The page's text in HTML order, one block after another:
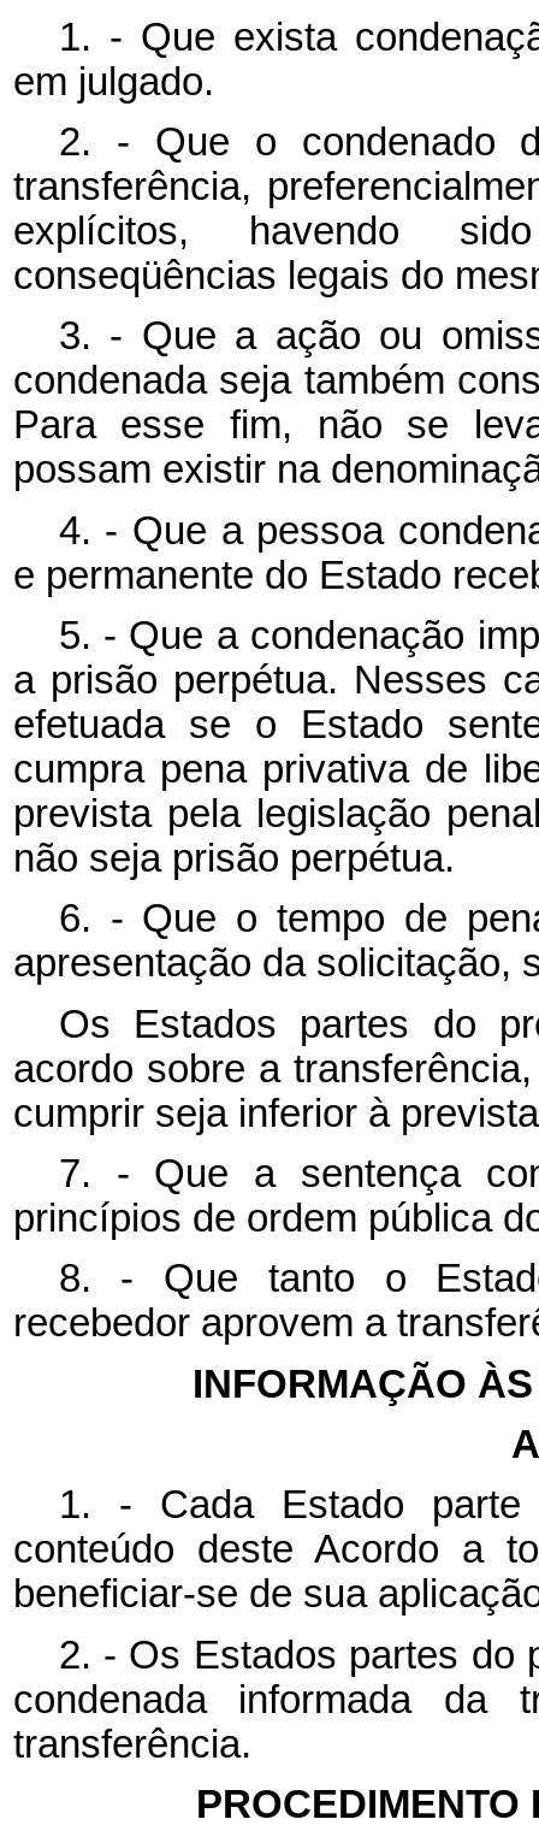
1. - Que exista
em julgado.
2. - Que o condenado
transferência,
explícitos, havendo
conseqüências legais do
3. - Que a ação ou
condenada seja também
Para esse fim, não se
possam existir na
4. - Que a pessoa
e permanente do Estado
5. - Que a condenação
a prisão perpétua. Nesses
efetuada se o Estado
cumpra pena privativa de
prevista pela legislação
não seja prisão perpétua.
6. - Que o tempo de
apresentação da solicitação,
Os Estados partes do
acordo sobre a
cumprir seja inferior à
7. - Que a sentença
princípios de ordem pública
8. - Que tanto o
recebedor aprovem a
INFORMAÇÃO
1. - Cada Estado parte
conteúdo deste Acordo a
beneficiar-se de sua
2. - Os Estados partes do
condenada informada da
transferência.